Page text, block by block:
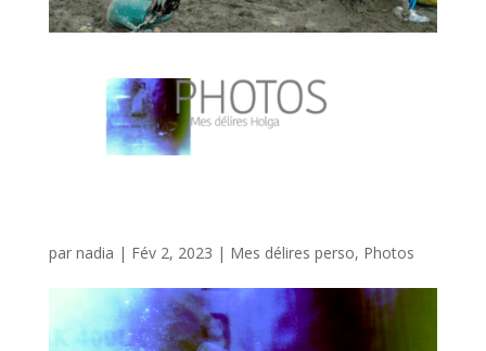
par nadia | Fév 2, 2023 | Mes délires perso, Photos